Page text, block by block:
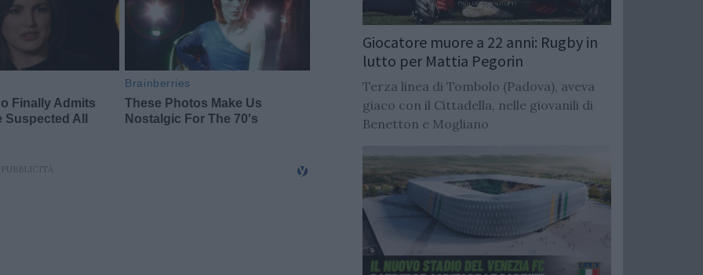
Giocatore muore a 22 anni: Rugby in
lutto per Mattia Pegorin
Terza linea di Tombolo (Padova), aveva
giaco con il Cittadella, nelle giovanili di
Benetton e Mogliano